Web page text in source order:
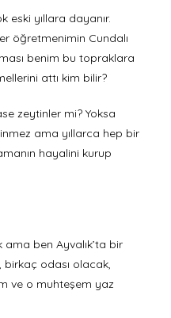
eski yıllara dayanır.
öğretmenimin Cundalı
benim bu topraklara
attı kim bilir?
zeytinler mi? Yoksa
ama yıllarca hep bir
hayalini kurup
ama ben Ayvalık’ta bir
odası olacak,
ve o muhteşem yaz